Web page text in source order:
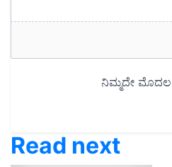
Read next